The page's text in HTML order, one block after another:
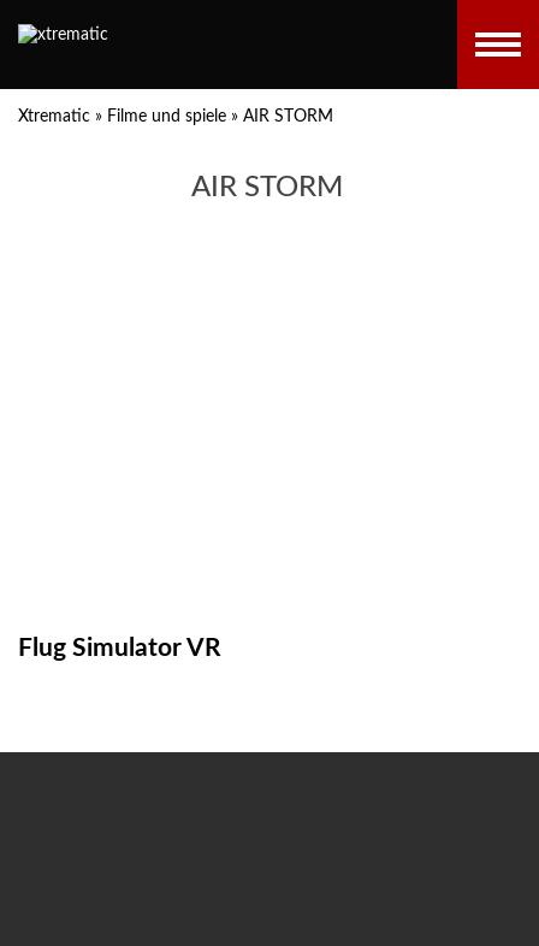
Xtrematic » Filme und spiele » AIR STORM
AIR STORM
Flug Simulator VR